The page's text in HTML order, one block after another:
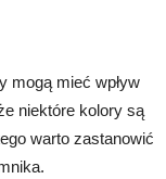
mogą mieć wpływ
niektóre kolory są
warto zastanowić